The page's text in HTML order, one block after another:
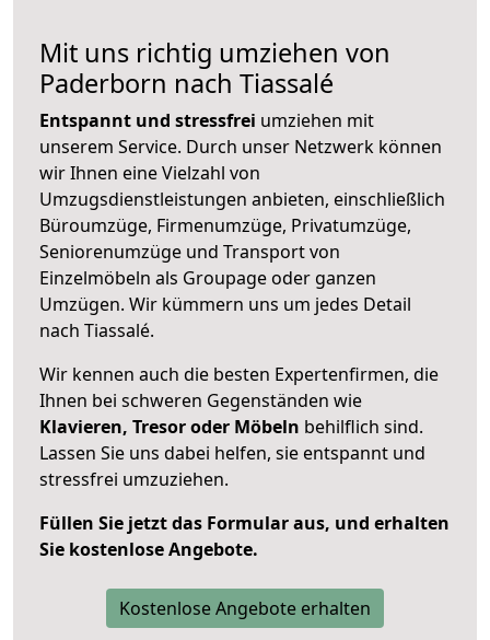
Mit uns richtig umziehen von
Paderborn nach Tiassalé
Entspannt und stressfrei umziehen mit
unserem Service. Durch unser Netzwerk können
wir Ihnen eine Vielzahl von
Umzugsdienstleistungen anbieten, einschließlich
Büroumzüge, Firmenumzüge, Privatumzüge,
Seniorenumzüge und Transport von
Einzelmöbeln als Groupage oder ganzen
Umzügen. Wir kümmern uns um jedes Detail
nach Tiassalé.
Wir kennen auch die besten Expertenfirmen, die
Ihnen bei schweren Gegenständen wie
Klavieren, Tresor oder Möbeln behilflich sind.
Lassen Sie uns dabei helfen, sie entspannt und
stressfrei umzuziehen.
Füllen Sie jetzt das Formular aus, und erhalten
Sie kostenlose Angebote.
Kostenlose Angebote erhalten